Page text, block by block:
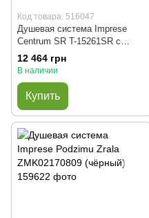
Код товара: 516047
Душевая система Imprese
Centrum SR T-15261SR с
термостатом (хром/белый)
12 464 грн
В наличии
Купить